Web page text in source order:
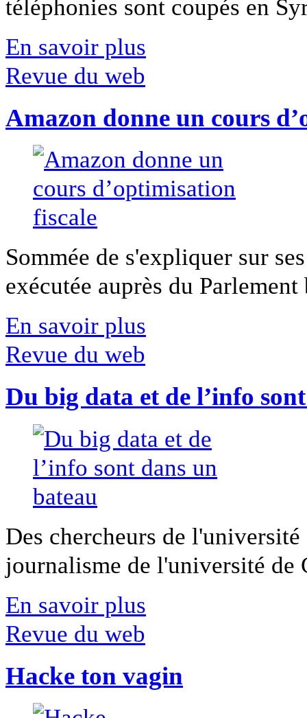
téléphonies sont coupés en
En savoir plus
Revue du web
Amazon donne un cours
Sommée de s'expliquer sur
exécutée auprès du
En savoir plus
Revue du web
Du big data et de l’info
Des chercheurs de
journalisme de l'université
En savoir plus
Revue du web
Hacke ton vagin